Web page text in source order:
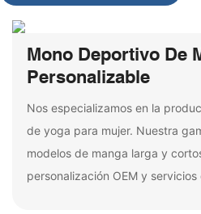
Mono Deportivo De
Personalizable
Nos especializamos en la
de yoga para mujer. Nuestra
modelos de manga larga y
personalización OEM y